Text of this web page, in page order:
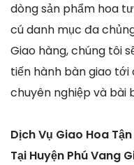
dòng sản phẩm hoa
cú danh mục đa
Giao hàng, chúng tôi
tiến hành bàn giao
chuyên nghiệp và bài
Dịch Vụ Giao Hoa
Tại Huyện Phú Vang